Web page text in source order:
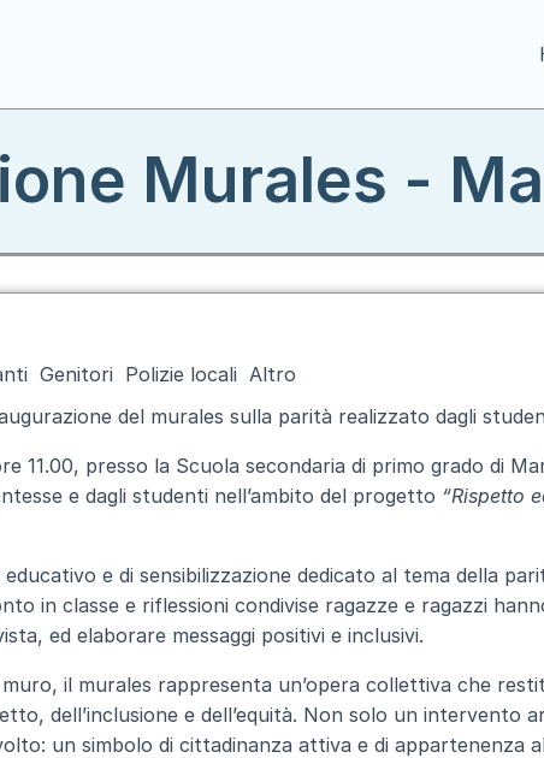
Murales -
Genitori Polizie locali Altro
del murales sulla parità realizzato dagli
11.00, presso la Scuola secondaria di primo grado di
e dagli studenti nell’ambito del progetto “Rispetto
educativo e di sensibilizzazione dedicato al tema della
in classe e riflessioni condivise ragazze e ragazzi
ed elaborare messaggi positivi e inclusivi.
il murales rappresenta un’opera collettiva che
dell’inclusione e dell’equità. Non solo un intervento
un simbolo di cittadinanza attiva e di appartenenza